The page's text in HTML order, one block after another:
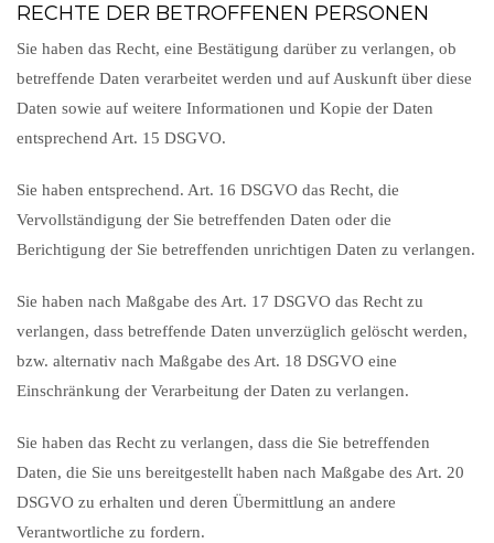
RECHTE DER BETROFFENEN PERSONEN
Sie haben das Recht, eine Bestätigung darüber zu verlangen, ob
betreffende Daten verarbeitet werden und auf Auskunft über diese
Daten sowie auf weitere Informationen und Kopie der Daten
entsprechend Art. 15 DSGVO.
Sie haben entsprechend. Art. 16 DSGVO das Recht, die
Vervollständigung der Sie betreffenden Daten oder die
Berichtigung der Sie betreffenden unrichtigen Daten zu verlangen.
Sie haben nach Maßgabe des Art. 17 DSGVO das Recht zu
verlangen, dass betreffende Daten unverzüglich gelöscht werden,
bzw. alternativ nach Maßgabe des Art. 18 DSGVO eine
Einschränkung der Verarbeitung der Daten zu verlangen.
Sie haben das Recht zu verlangen, dass die Sie betreffenden
Daten, die Sie uns bereitgestellt haben nach Maßgabe des Art. 20
DSGVO zu erhalten und deren Übermittlung an andere
Verantwortliche zu fordern.